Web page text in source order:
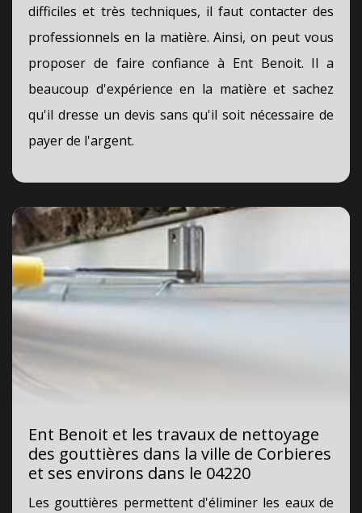
difficiles et très techniques, il faut contacter des
professionnels en la matière. Ainsi, on peut vous
proposer de faire confiance à Ent Benoit. Il a
beaucoup d'expérience en la matière et sachez
qu'il dresse un devis sans qu'il soit nécessaire de
payer de l'argent.
Ent Benoit et les travaux de nettoyage
des gouttières dans la ville de Corbieres
et ses environs dans le 04220
Les gouttières permettent d'éliminer les eaux de